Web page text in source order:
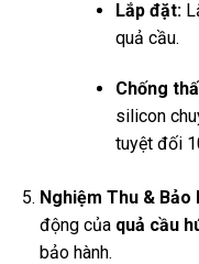
Lắp đặt:
quả cầu.
Chống
silicon
tuyệt đối
Nghiệm Thu & Bảo
động của quả cầu
bảo hành.